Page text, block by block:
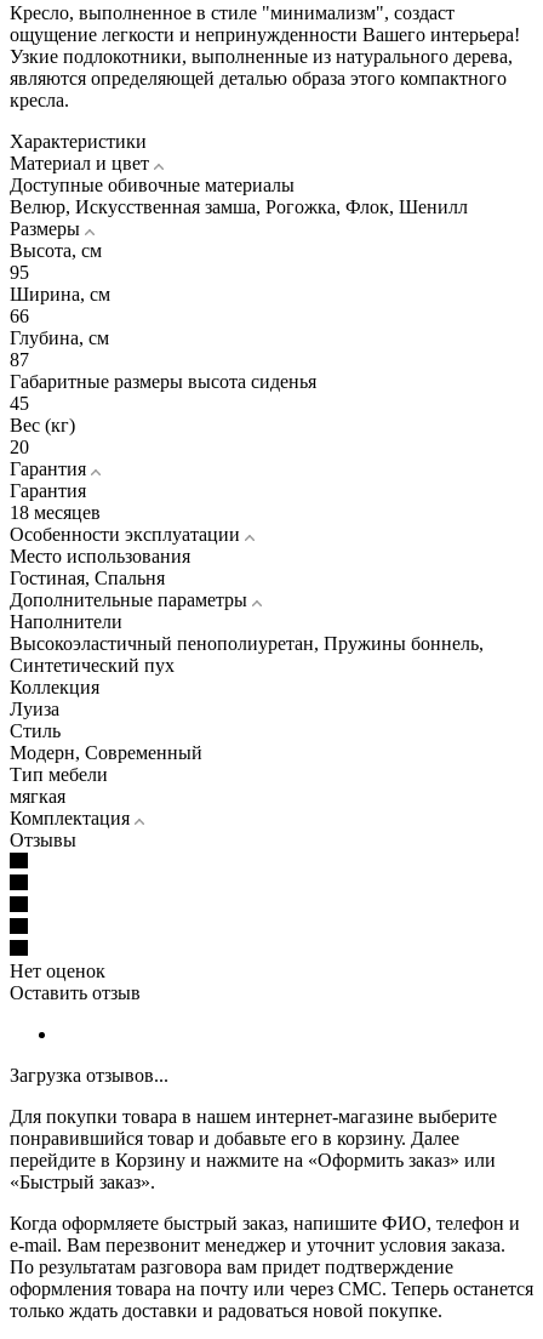
Кресло, выполненное в стиле "минимализм", создаст
ощущение легкости и непринужденности Вашего интерьера!
Узкие подлокотники, выполненные из натурального дерева,
являются определяющей деталью образа этого компактного
кресла.
Характеристики
Материал и цвет
Доступные обивочные материалы
Велюр, Искусственная замша, Рогожка, Флок, Шенилл
Размеры
Высота, см
95
Ширина, см
66
Глубина, см
87
Габаритные размеры высота сиденья
45
Вес (кг)
20
Гарантия
Гарантия
18 месяцев
Особенности эксплуатации
Место использования
Гостиная, Спальня
Дополнительные параметры
Наполнители
Высокоэластичный пенополиуретан, Пружины боннель,
Синтетический пух
Коллекция
Луиза
Стиль
Модерн, Современный
Тип мебели
мягкая
Комплектация
Отзывы
Нет оценок
Оставить отзыв
Загрузка отзывов...
Для покупки товара в нашем интернет-магазине выберите
понравившийся товар и добавьте его в корзину. Далее
перейдите в Корзину и нажмите на «Оформить заказ» или
«Быстрый заказ».
Когда оформляете быстрый заказ, напишите ФИО, телефон и
e-mail. Вам перезвонит менеджер и уточнит условия заказа.
По результатам разговора вам придет подтверждение
оформления товара на почту или через СМС. Теперь останется
только ждать доставки и радоваться новой покупке.